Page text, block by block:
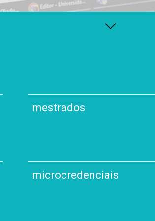
mestrados
microcredenciais